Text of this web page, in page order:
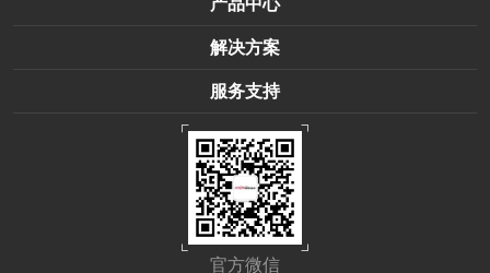
产品中心
解决方案
服务支持
官方微信